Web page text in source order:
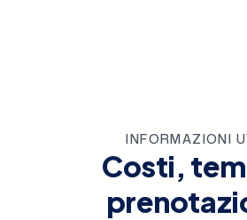
INFORMAZIONI
Costi,